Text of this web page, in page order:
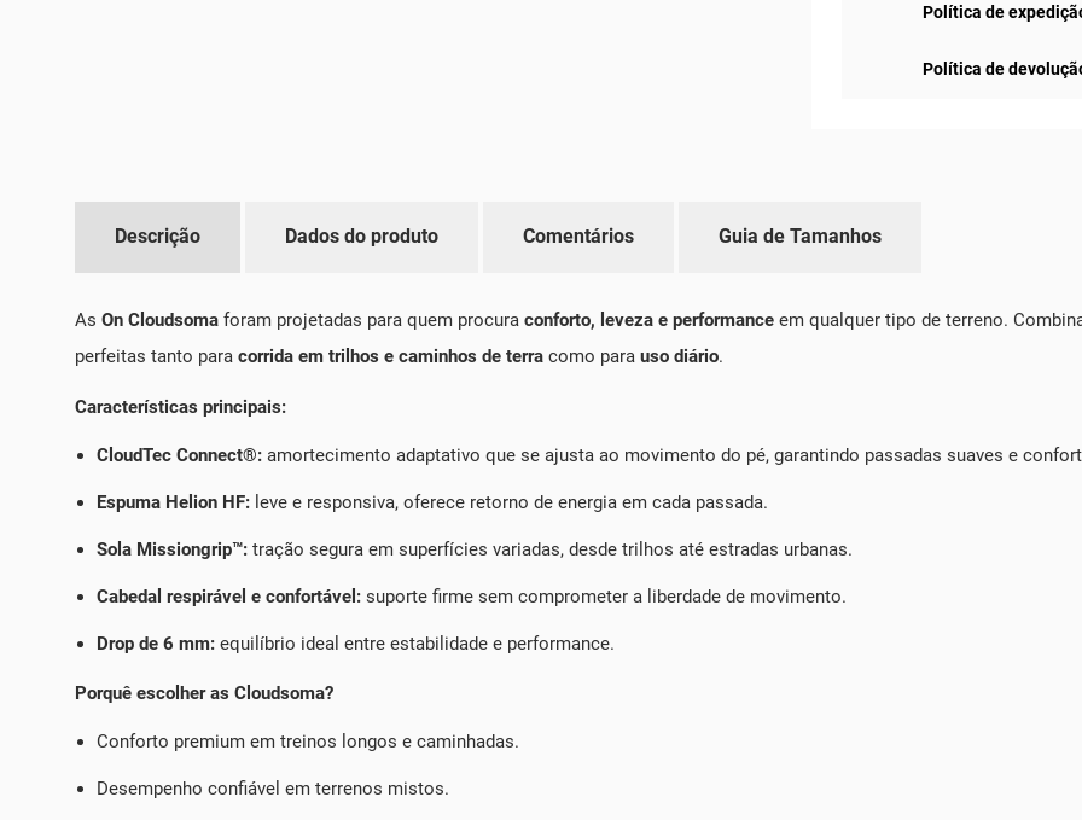
Política de
Política de
Descrição Dados do produto Comentários Guia de Tamanhos
As On Cloudsoma foram projetadas para quem procura conforto, leveza e performance em qualquer tipo de terreno.
perfeitas tanto para corrida em trilhos e caminhos de terra como para uso diário.
Características principais:
CloudTec Connect®: amortecimento adaptativo que se ajusta ao movimento do pé, garantindo passadas suaves e
Espuma Helion HF: leve e responsiva, oferece retorno de energia em cada passada.
Sola Missiongrip™: tração segura em superfícies variadas, desde trilhos até estradas urbanas.
Cabedal respirável e confortável: suporte firme sem comprometer a liberdade de movimento.
Drop de 6 mm: equilíbrio ideal entre estabilidade e performance.
Porquê escolher as Cloudsoma?
Conforto premium em treinos longos e caminhadas.
Desempenho confiável em terrenos mistos.